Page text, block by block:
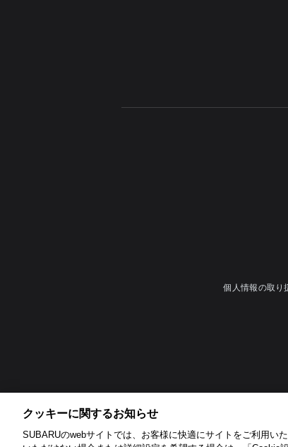
個人情報の取り
クッキーに関するお知らせ​
SUBARUのwebサイトでは、お客様に快適にサイトをご利用い